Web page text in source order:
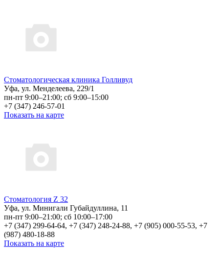
Стоматологическая клиника Голливуд
Уфа, ул. Менделеева, 229/1
пн-пт 9:00–21:00; сб 9:00–15:00
+7 (347) 246-57-01
Показать на карте
Стоматология Z 32
Уфа, ул. Минигали Губайдуллина, 11
пн-пт 9:00–21:00; сб 10:00–17:00
+7 (347) 299-64-64, +7 (347) 248-24-88, +7 (905) 000-55-53, +7
(987) 480-18-88
Показать на карте